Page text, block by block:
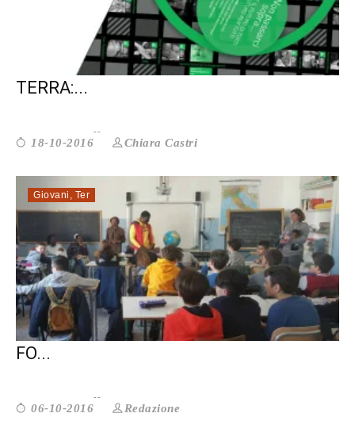
A TIBURTINA LA SOLIDARIETÀ È A
TERRA:...
18-10-2016 Chiara Castri
Giovani , Ter
SCUOLA E VOLONTARIATO. INSIEME PER
FO...
06-10-2016 Redazione